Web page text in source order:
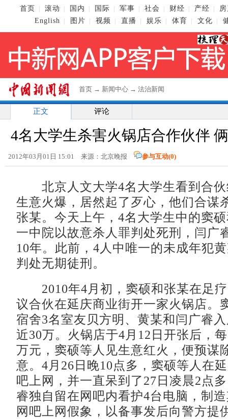
首页 滚动 国内 国际 军事 社会 财经 产经
English
图片 视频 直播 娱乐 体育 文化
首页 → 新闻中心 → 法治新闻
正文 评论
4名大学生杀害火锅店合作伙伴
2012年03月01日 15:01 来源：北京晚报 参与互动(0)
北京人文大学4名大学生看到合伙
生意火爆，居然起了歹心，他们合谋
张某。今天上午，4名大学生中的窦
一中院以故意杀人罪判处死刑，闫广
10年。此前，4人中唯一的未成年犯
判处无期徒刑。
2010年4月初，窦硕和张某在足疗
议合伙在延庆商业街开一家火锅店。
宿舍3名室友贝方明、黄某和闫广睿
近30万。火锅店于4月12日开张后，
万元，窦硕等人见生意红火，便预谋
意。4月26日晚10点多，窦硕等人在
吧上网，并一直呆到了27日凌晨2点
睿独自留在网吧内看护4台电脑，制
网吧上网假象，以备事发后向警方提